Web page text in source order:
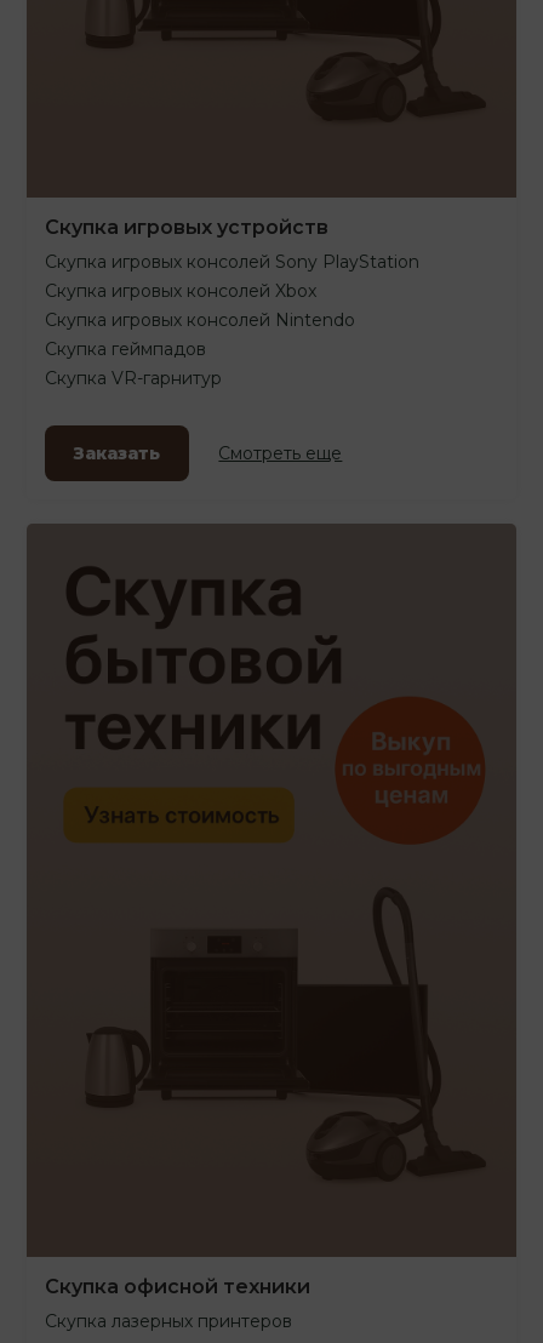
Скупка игровых устройств
Скупка игровых консолей Sony PlayStation
Скупка игровых консолей Xbox
Скупка игровых консолей Nintendo
Скупка геймпадов
Скупка VR-гарнитур
Заказать Смотреть еще
Скупка офисной техники
Скупка лазерных принтеров